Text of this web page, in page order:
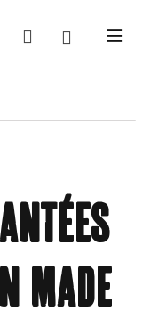
Made